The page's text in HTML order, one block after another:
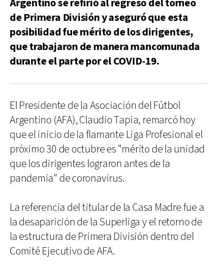
Argentino se refirió al regreso del torneo
de Primera División y aseguró que esta
posibilidad fue mérito de los dirigentes,
que trabajaron de manera mancomunada
durante el parte por el COVID-19.
El Presidente de la Asociación del Fútbol
Argentino (AFA), Claudio Tapia, remarcó hoy
que el inicio de la flamante Liga Profesional el
próximo 30 de octubre es "mérito de la unidad
que los dirigentes lograron antes de la
pandemia" de coronavirus.
La referencia del titular de la Casa Madre fue a
la desaparición de la Superliga y el retorno de
la estructura de Primera División dentro del
Comité Ejecutivo de AFA.